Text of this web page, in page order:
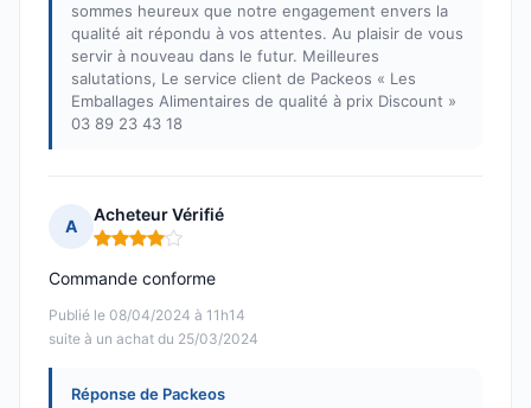
sommes heureux que notre engagement envers la
qualité ait répondu à vos attentes. Au plaisir de vous
servir à nouveau dans le futur. Meilleures
salutations, Le service client de Packeos « Les
Emballages Alimentaires de qualité à prix Discount »
03 89 23 43 18
A
Acheteur Vérifié
Note : 4 sur 5
Publié le 08/04/2024 à 11h14
suite à un achat du 25/03/2024
Commande conforme
Réponse de Packeos